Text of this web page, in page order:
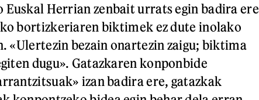
Euskal Herrian zenbait urrats egin badira
bortizkeriaren biktimek ez dute inolako
«Ulertezin bezain onartezin zaigu; biktima
dugu». Gatazkaren konponbide
izan badira ere, gatazkak